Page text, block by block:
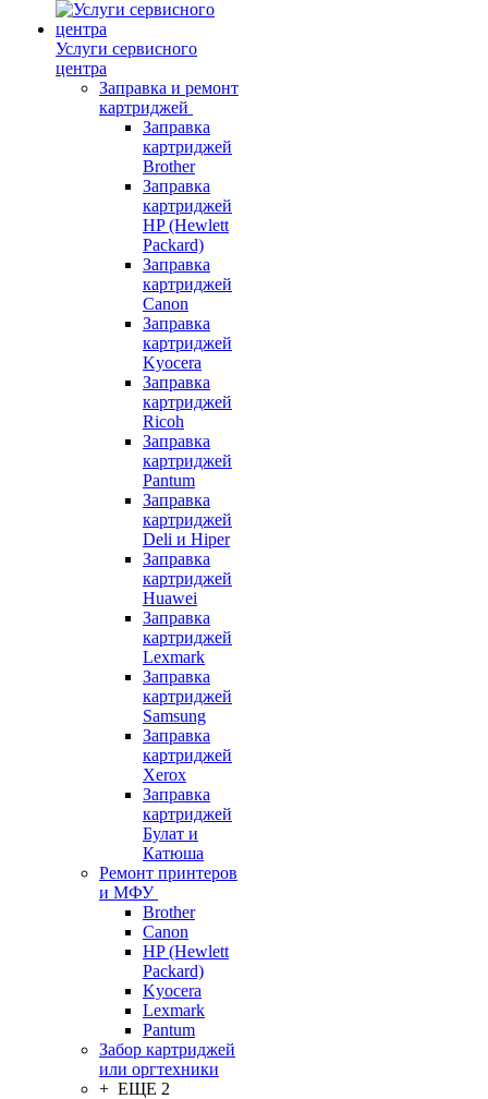
Услуги сервисного
центра
Заправка и ремонт
картриджей
Заправка
картриджей
Brother
Заправка
картриджей
HP (Hewlett
Packard)
Заправка
картриджей
Canon
Заправка
картриджей
Kyocera
Заправка
картриджей
Ricoh
Заправка
картриджей
Pantum
Заправка
картриджей
Deli и Hiper
Заправка
картриджей
Huawei
Заправка
картриджей
Lexmark
Заправка
картриджей
Samsung
Заправка
картриджей
Xerox
Заправка
картриджей
Булат и
Катюша
Ремонт принтеров
и МФУ
Brother
Canon
HP (Hewlett
Packard)
Kyocera
Lexmark
Pantum
Забор картриджей
или оргтехники
+ ЕЩЕ 2